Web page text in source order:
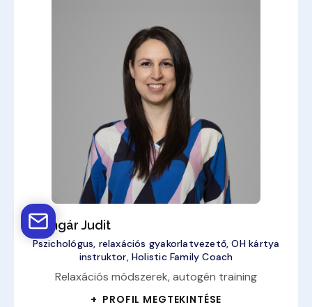
dr. Ungár Judit
Pszichológus, relaxációs gyakorlatvezető, OH kártya
instruktor, Holistic Family Coach
Relaxációs módszerek, autogén training
+ PROFIL MEGTEKINTÉSE